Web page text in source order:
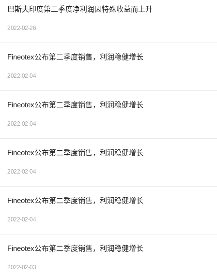
巴斯夫印度第二季度净利润因特殊收益而上升
2022-02-26
Fineotex公布第二季度销售，利润稳健增长
2022-02-04
Fineotex公布第二季度销售，利润稳健增长
2022-02-04
Fineotex公布第二季度销售，利润稳健增长
2022-02-04
Fineotex公布第二季度销售，利润稳健增长
2022-02-04
Fineotex公布第二季度销售，利润稳健增长
2022-02-03